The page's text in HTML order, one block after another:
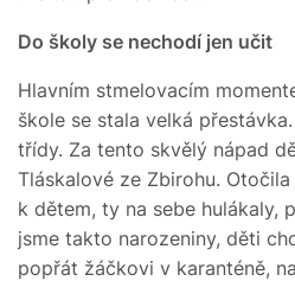
Do školy se nechodí jen učit
Hlavním stmelovacím
škole se stala velká
třídy. Za tento skvělý nápad
Tláskalové ze Zbirohu.
k dětem, ty na sebe hulákaly,
jsme takto narozeniny, děti
popřát žáčkovi v karanténě,